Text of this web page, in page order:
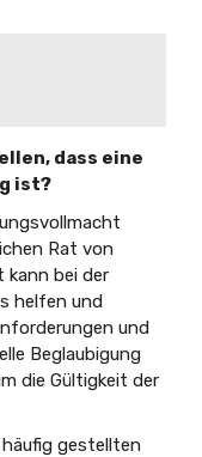
dass eine
ist?
Rat von
kann bei der
helfen und
und
Beglaubigung
die Gültigkeit der
gestellten